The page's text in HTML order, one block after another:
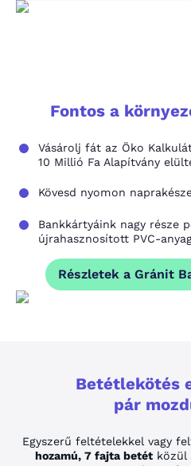
Fontos a
Vásárolj fát az Öko
10 Millió Fa Alapítvány
Kövesd nyomon
Bankkártyáink nagy része
újrahasznosított PVC-
Részletek a Gránit
Betétlekötés
pár
Egyszerű feltételekkel vagy
hozamú, 7 fajta betétközül